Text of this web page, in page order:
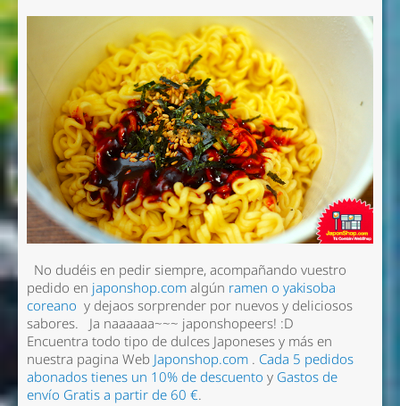
No dudéis en pedir siempre, acompañando vuestro
pedido en japonshop.comalgún ramen o yakisoba
coreano y dejaos sorprender por nuevos y deliciosos
sabores. Ja naaaaaa~~~ japonshopeers! :D
Encuentra todo tipo de dulces Japoneses y más en
nuestra pagina Web Japonshop.com. Cada 5 pedidos
abonados tienes un 10% de descuento y Gastos de
envío Gratis a partir de 60 €.